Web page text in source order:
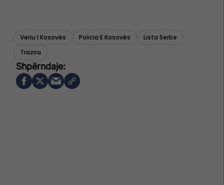
Veriu I Kosovës Policia E Kosovës
Lista Serbe
Trazira